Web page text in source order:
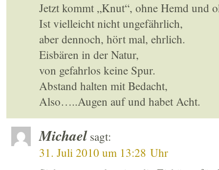
Jetzt kommt „Knut“, ohne Hemd und
Ist vielleicht nicht ungefährlich,
aber dennoch, hört mal, ehrlich.
Eisbären in der Natur,
von gefahrlos keine Spur.
Abstand halten mit Bedacht,
Also…..Augen auf und habet Acht.
Michael sagt:
31. Juli 2010 um 13:28 Uhr